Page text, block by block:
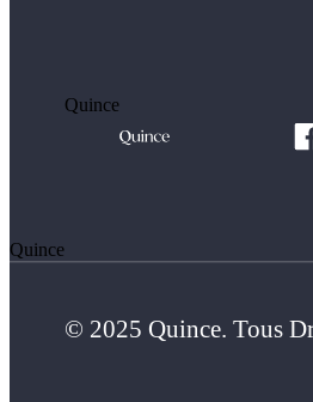
Quince
Quince
© 2025 Quince. Tous